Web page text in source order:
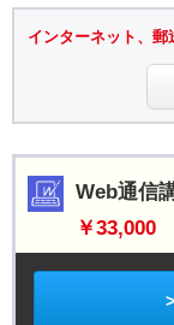
インターネット、郵
Web通信
￥33,000